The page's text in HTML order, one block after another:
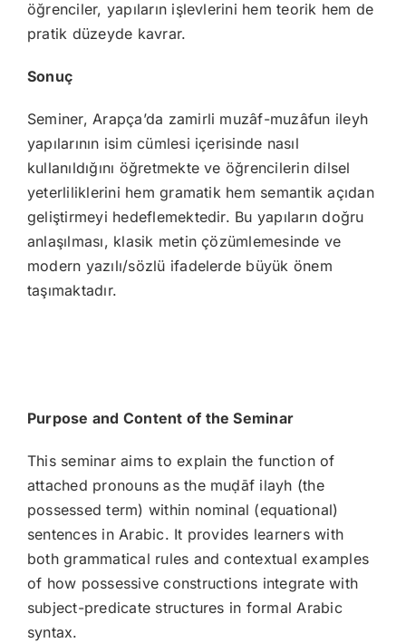
öğrenciler, yapıların işlevlerini hem teorik hem de
pratik düzeyde kavrar.
Sonuç
Seminer, Arapça’da zamirli muzâf-muzâfun ileyh
yapılarının isim cümlesi içerisinde nasıl
kullanıldığını öğretmekte ve öğrencilerin dilsel
yeterliliklerini hem gramatik hem semantik açıdan
geliştirmeyi hedeflemektedir. Bu yapıların doğru
anlaşılması, klasik metin çözümlemesinde ve
modern yazılı/sözlü ifadelerde büyük önem
taşımaktadır.
Purpose and Content of the Seminar
This seminar aims to explain the function of
attached pronouns as the muḍāf ilayh (the
possessed term) within nominal (equational)
sentences in Arabic. It provides learners with
both grammatical rules and contextual examples
of how possessive constructions integrate with
subject-predicate structures in formal Arabic
syntax.